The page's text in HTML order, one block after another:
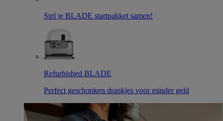
Stel je BLADE startpakket samen!
Refurbished BLADE
Perfect geschonken drankjes voor minder geld